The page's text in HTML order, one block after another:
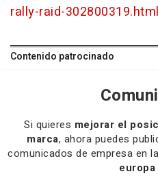
rally-raid-302800319.html
Contenido patrocinado
Si quieres mejorar el
marca, ahora puedes
comunicados de empresa en
europa